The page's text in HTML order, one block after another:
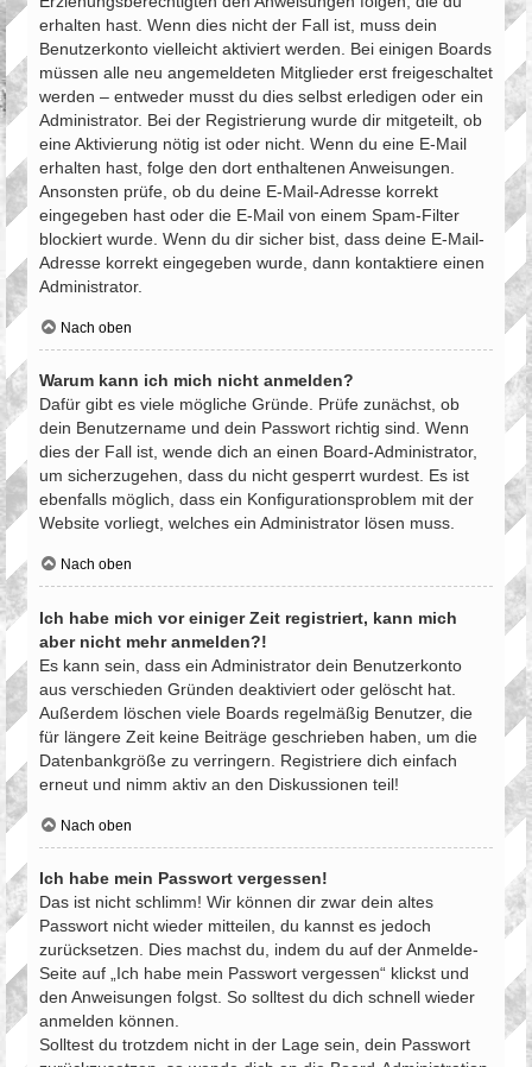
erhalten hast. Wenn dies nicht der Fall ist, muss dein
Benutzerkonto vielleicht aktiviert werden. Bei einigen Boards
müssen alle neu angemeldeten Mitglieder erst freigeschaltet
werden – entweder musst du dies selbst erledigen oder ein
Administrator. Bei der Registrierung wurde dir mitgeteilt, ob
eine Aktivierung nötig ist oder nicht. Wenn du eine E-Mail
erhalten hast, folge den dort enthaltenen Anweisungen.
Ansonsten prüfe, ob du deine E-Mail-Adresse korrekt
eingegeben hast oder die E-Mail von einem Spam-Filter
blockiert wurde. Wenn du dir sicher bist, dass deine E-Mail-
Adresse korrekt eingegeben wurde, dann kontaktiere einen
Administrator.
Nach oben
Warum kann ich mich nicht anmelden?
Dafür gibt es viele mögliche Gründe. Prüfe zunächst, ob
dein Benutzername und dein Passwort richtig sind. Wenn
dies der Fall ist, wende dich an einen Board-Administrator,
um sicherzugehen, dass du nicht gesperrt wurdest. Es ist
ebenfalls möglich, dass ein Konfigurationsproblem mit der
Website vorliegt, welches ein Administrator lösen muss.
Nach oben
Ich habe mich vor einiger Zeit registriert, kann mich
aber nicht mehr anmelden?!
Es kann sein, dass ein Administrator dein Benutzerkonto
aus verschieden Gründen deaktiviert oder gelöscht hat.
Außerdem löschen viele Boards regelmäßig Benutzer, die
für längere Zeit keine Beiträge geschrieben haben, um die
Datenbankgröße zu verringern. Registriere dich einfach
erneut und nimm aktiv an den Diskussionen teil!
Nach oben
Ich habe mein Passwort vergessen!
Das ist nicht schlimm! Wir können dir zwar dein altes
Passwort nicht wieder mitteilen, du kannst es jedoch
zurücksetzen. Dies machst du, indem du auf der Anmelde-
Seite auf „Ich habe mein Passwort vergessen“ klickst und
den Anweisungen folgst. So solltest du dich schnell wieder
anmelden können.
Solltest du trotzdem nicht in der Lage sein, dein Passwort